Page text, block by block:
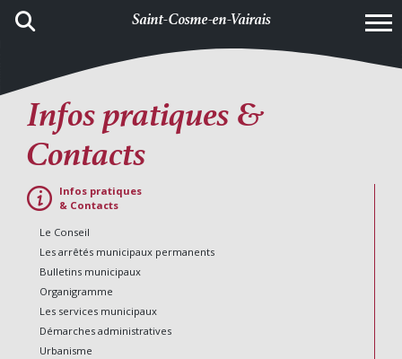
Saint-Cosme-en-Vairais
Infos pratiques &
Contacts
Infos pratiques
& Contacts
Le Conseil
Les arrêtés municipaux permanents
Bulletins municipaux
Organigramme
Les services municipaux
Démarches administratives
Urbanisme